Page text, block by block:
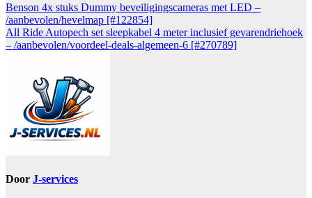
Benson 4x stuks Dummy beveiligingscameras met LED –
/aanbevolen/hevelmap [#122854]
All Ride Autopech set sleepkabel 4 meter inclusief gevarendriehoek
– /aanbevolen/voordeel-deals-algemeen-6 [#270789]
Door J-services